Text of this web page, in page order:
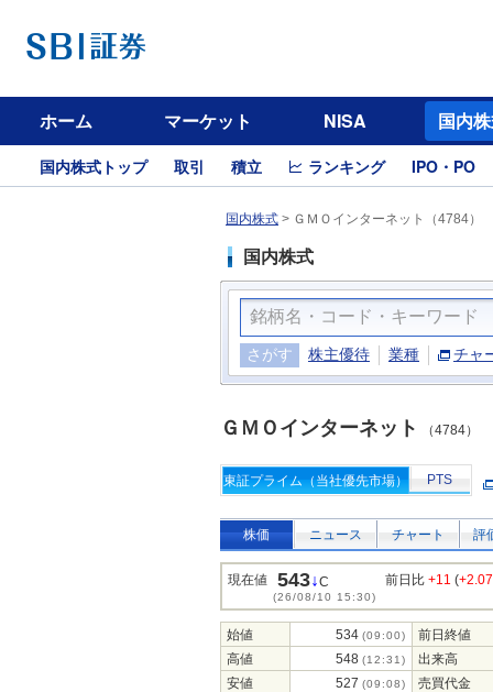
ホーム マーケット NISA 国内
国内株式トップ 取引 積立 ランキング IPO・PO
国内株式 > ＧＭＯインターネット（4784）
国内株式
さがす 株主優待 業種 チャ
ＧＭＯインターネット （4784）
東証プライム（当社優先市場） PTS
株価 ニュース チャート 評
現在値 543↓C
(26/08/10 15:30)
前日比 +11 (
始値 534 (09:00)
前日終値
高値
548 (12:31)
出来高
安値
527 (09:08) 売買代金